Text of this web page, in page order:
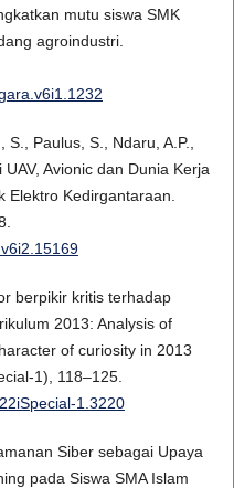
mutu siswa SMK
agroindustri.
Paulus, S., Ndaru, A.P.,
Avionic dan Dunia Kerja
Elektro Kedirgantaraan.
berpikir kritis terhadap
2013: Analysis of
of curiosity in 2013
1), 118–125.
1.3220
Siber sebagai Upaya
pada Siswa SMA Islam